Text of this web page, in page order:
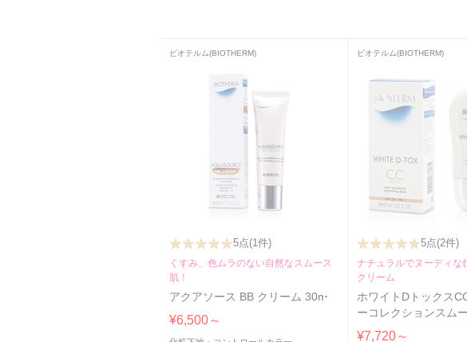
ビオテルム(BIOTHERM)
5点(1件)
くすみ、色ムラのない自然なスムース
肌！
アクアソース BB クリーム 30ml
¥6,500～
ビオテルム(BIOTHERM)
5点(2件)
ナチュラルでヌーディな
クリーム
ホワイトDトックス
ーコレクションスム
スSPF50 30ml
¥7,720～